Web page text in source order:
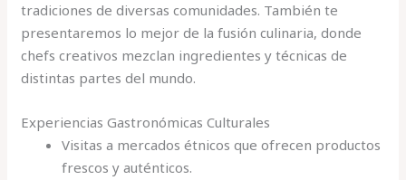
tradiciones de diversas comunidades. También te
presentaremos lo mejor de la fusión culinaria, donde
chefs creativos mezclan ingredientes y técnicas de
distintas partes del mundo.
Experiencias Gastronómicas Culturales
Visitas a mercados étnicos que ofrecen productos
frescos y auténticos.